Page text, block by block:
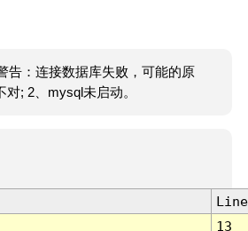
告：连接数据库失败，可能的原
; 2、mysql未启动。
Line
13